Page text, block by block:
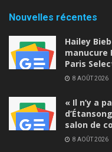
Nouvelles récentes
Hailey
manucure
Paris
8 AOÛT 2026
« Il n’y a
salon de
8 AOÛT 2026